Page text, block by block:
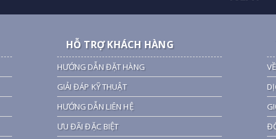
HỖ TRỢ KHÁCH HÀNG
HƯỚNG DẪN ĐẶT HÀNG
GIẢI ĐÁP KỸ THUẬT
HƯỚNG DẪN LIÊN HỆ
ƯU ĐÃI ĐẶC BIỆT